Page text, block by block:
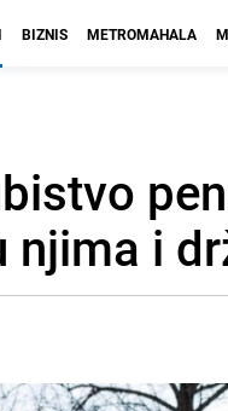
BIZNIS METROMAHALA
njima i